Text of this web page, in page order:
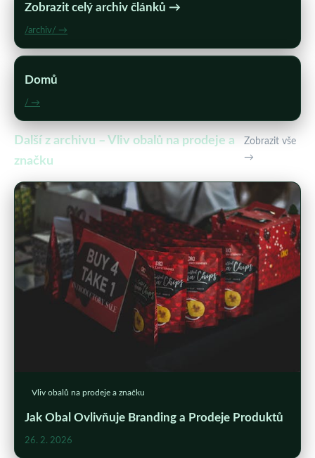
Zobrazit celý archiv článků →
/archiv/ →
Domů
/ →
Další z archivu – Vliv obalů na prodeje a
značku
Zobrazit vše
→
Vliv obalů na prodeje a značku
Jak Obal Ovlivňuje Branding a Prodeje Produktů
26. 2. 2026